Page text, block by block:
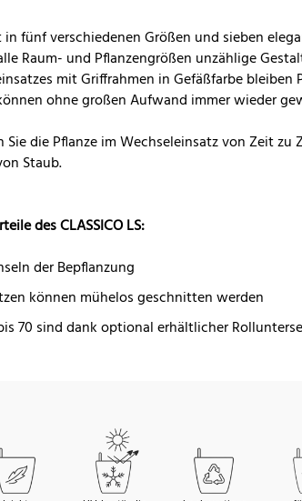
fünf verschiedenen Größen und sieben
Raum- und Pflanzengrößen unzählige
mit Griffrahmen in Gefäßfarbe bleiben
ohne großen Aufwand immer wieder
Sie die Pflanze im Wechseleinsatz von Zeit
Staub.
des CLASSICO LS:
der Bepflanzung
können mühelos geschnitten werden
70 sind dank optional erhältlicher